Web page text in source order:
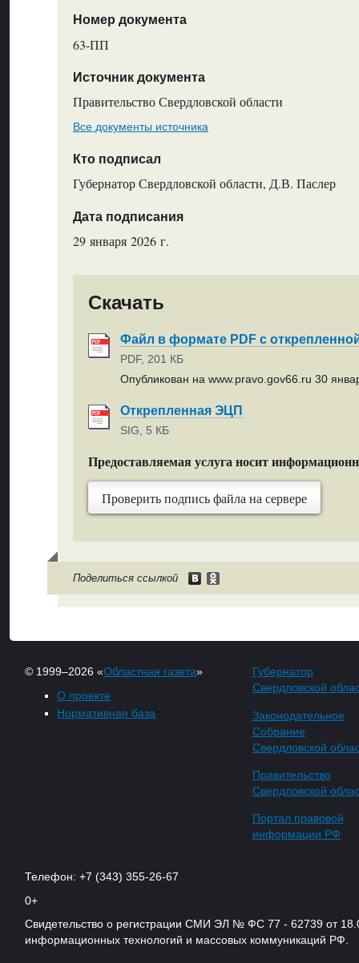
Номер документа
63-ПП
Источник документа
Правительство Свердловской области
Все документы источника
Кто подписал
Губернатор Свердловской области, Д.В. Паслер
Дата подписания
29 января 2026 г.
Скачать
Файл в формате PDF с
PDF, 201 КБ
Опубликован на www.pravo.gov66.ru 30
Открепленная ЭЦП
SIG, 5 КБ
Предоставляемая услуга носит
Проверить подпись файла на сервере
Поделиться ссылкой
© 1999–2026 «Областная газета»
О проекте
Нормативная база
Губернатор
Свердловской
Законодательное
Собрание
Свердловской
Правительство
Свердловской
Портал правовой
информации РФ
Телефон: +7 (343) 355-26-67
0+
Свидетельство о регистрации СМИ ЭЛ № ФС 77 - 62739 от
информационных технологий и массовых коммуникаций РФ.